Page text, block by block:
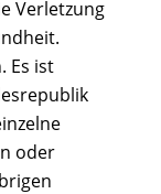
Verletzung
Es ist
oder